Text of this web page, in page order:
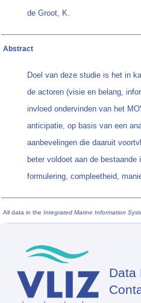
de Groot, K.
Abstract
Doel van deze studie is het in
de actoren (visie en belang,
invloed ondervinden van het
anticipatie, op basis van een
aanbevelingen die daaruit
beter voldoet aan de bestaande
formulering, compleetheid,
All data in the Integrated Marine Information
Data